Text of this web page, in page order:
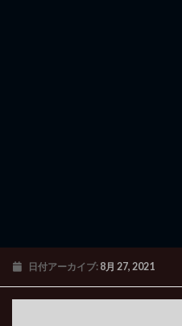
日付アーカイブ: 8月 27, 2021